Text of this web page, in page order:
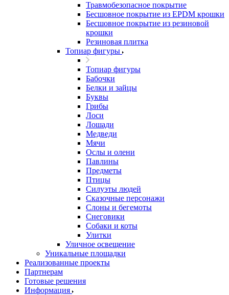
Травмобезопасное покрытие
Бесшовное покрытие из EPDM крошки
Бесшовное покрытие из резиновой
крошки
Резиновая плитка
Топиар фигуры
Топиар фигуры
Бабочки
Белки и зайцы
Буквы
Грибы
Лоси
Лошади
Медведи
Мячи
Ослы и олени
Павлины
Предметы
Птицы
Силуэты людей
Сказочные персонажи
Слоны и бегемоты
Снеговики
Собаки и коты
Улитки
Уличное освещение
Уникальные площадки
Реализованные проекты
Партнерам
Готовые решения
Информация